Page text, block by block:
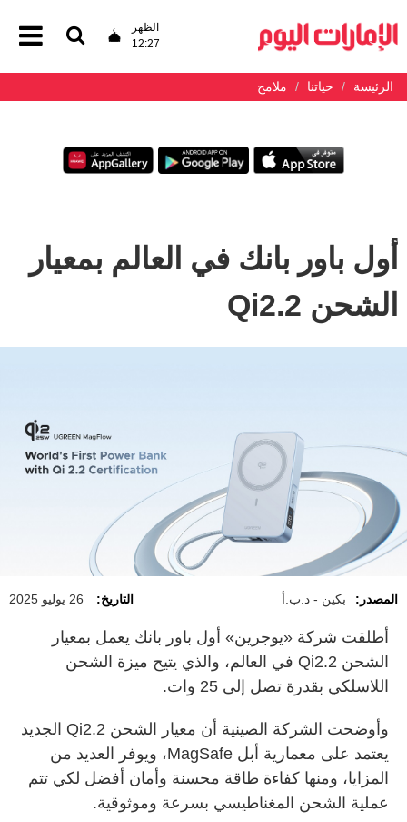
الظهر
12:27
الرئيسة حياتنا ملامح
أول باور بانك في العالم بمعيار
الشحن Qi2.2
المصدر: بكين - د.ب.أ التاريخ: 26 يوليو 2025
أطلقت شركة «يوجرين» أول باور بانك يعمل بمعيار
الشحن Qi2.2 في العالم، والذي يتيح ميزة الشحن
اللاسلكي بقدرة تصل إلى 25 وات.
وأوضحت الشركة الصينية أن معيار الشحن Qi2.2 الجديد
يعتمد على معمارية أبل MagSafe، ويوفر العديد من
المزايا، ومنها كفاءة طاقة محسنة وأمان أفضل لكي تتم
عملية الشحن المغناطيسي بسرعة وموثوقية.